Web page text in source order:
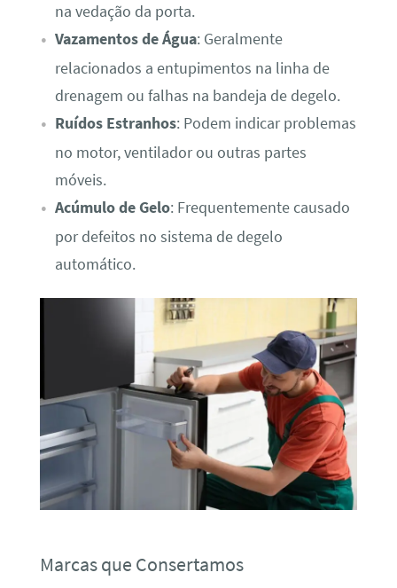
na vedação da porta.
Vazamentos de Água: Geralmente
relacionados a entupimentos na linha de
drenagem ou falhas na bandeja de degelo.
Ruídos Estranhos: Podem indicar problemas
no motor, ventilador ou outras partes
móveis.
Acúmulo de Gelo: Frequentemente causado
por defeitos no sistema de degelo
automático.
Marcas que Consertamos